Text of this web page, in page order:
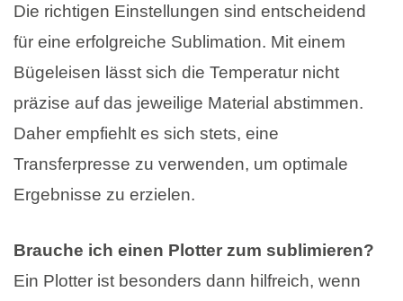
Die richtigen Einstellungen sind entscheidend
für eine erfolgreiche Sublimation. Mit einem
Bügeleisen lässt sich die Temperatur nicht
präzise auf das jeweilige Material abstimmen.
Daher empfiehlt es sich stets, eine
Transferpresse zu verwenden, um optimale
Ergebnisse zu erzielen.
Brauche ich einen Plotter zum sublimieren?
Ein Plotter ist besonders dann hilfreich, wenn